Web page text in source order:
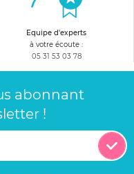
Equipe d'experts
à votre écoute :
05 31 53 03 78
abonnant
!